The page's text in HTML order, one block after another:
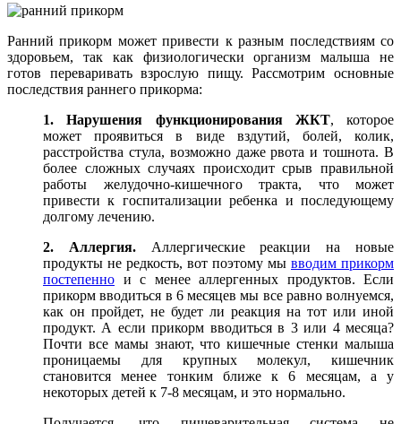
Ранний прикорм может привести к разным последствиям со
здоровьем, так как физиологически организм малыша не
готов переваривать взрослую пищу. Рассмотрим основные
последствия раннего прикорма:
1. Нарушения функционирования ЖКТ, которое
может проявиться в виде вздутий, болей, колик,
расстройства стула, возможно даже рвота и тошнота. В
более сложных случаях происходит срыв правильной
работы желудочно-кишечного тракта, что может
привести к госпитализации ребенка и последующему
долгому лечению.
2. Аллергия. Аллергические реакции на новые
продукты не редкость, вот поэтому мы вводим прикорм
постепенно и с менее аллергенных продуктов. Если
прикорм вводиться в 6 месяцев мы все равно волнуемся,
как он пройдет, не будет ли реакция на тот или иной
продукт. А если прикорм вводиться в 3 или 4 месяца?
Почти все мамы знают, что кишечные стенки малыша
проницаемы для крупных молекул, кишечник
становится менее тонким ближе к 6 месяцам, а у
некоторых детей к 7-8 месяцам, и это нормально.